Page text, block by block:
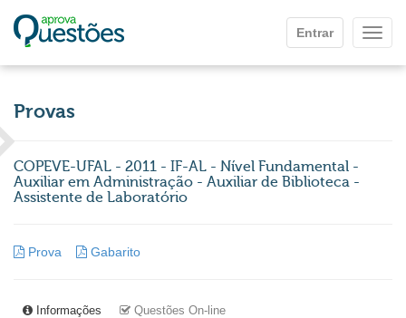
Entrar
Provas
COPEVE-UFAL - 2011 - IF-AL - Nível Fundamental -
Auxiliar em Administração - Auxiliar de Biblioteca -
Assistente de Laboratório
Prova Gabarito
Informações Questões On-line